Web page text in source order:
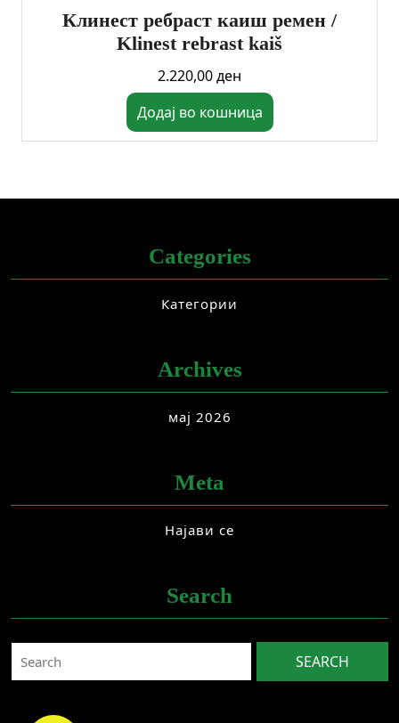
Клинест ребраст каиш ремен /
Klinest rebrast kaiš
2.220,00ден
Додај во кошница
Categories
Категории
Archives
мај 2026
Meta
Најави се
Search
for: